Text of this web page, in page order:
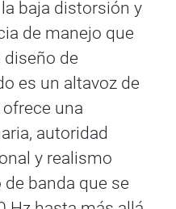
baja distorsión y
de manejo que
diseño de
es un altavoz de
una
autoridad
y realismo
banda que se